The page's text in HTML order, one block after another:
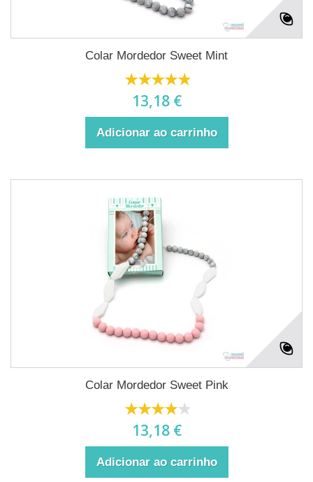
Colar Mordedor Sweet Mint
13,18 €
Adicionar ao carrinho
Colar Mordedor Sweet Pink
13,18 €
Adicionar ao carrinho